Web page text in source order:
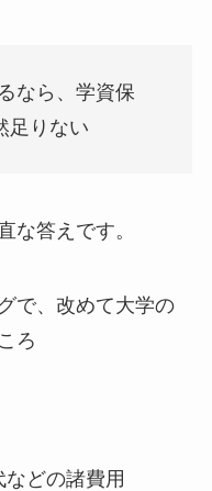
なら、学資保
足りない
な答えです。
で、改めて大学の
ろ
どの諸費用